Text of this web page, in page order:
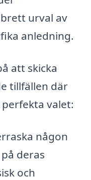
urval av
anledning.
att skicka
tillfällen där
valet:
någon
deras
och